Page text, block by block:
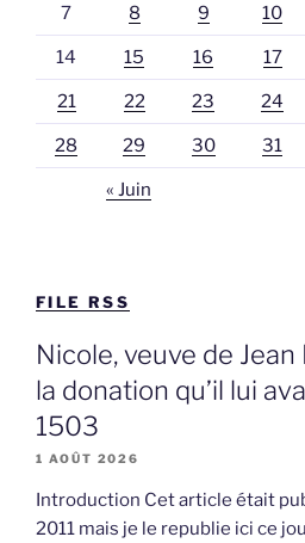
7 8 9 10
14 15 16 17
21 22 23 24
28 29 30 31
« Juin
FILE RSS
Nicole, veuve de
la donation qu’il lui
1503
1 AOÛT 2026
Introduction Cet article était
2011 mais je le republie ici ce